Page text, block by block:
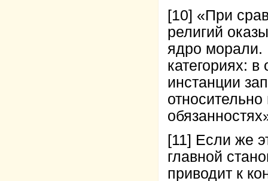
[10] «При
религий
ядро
категориях:
инстанции
[11] Если же
главной
приводит к